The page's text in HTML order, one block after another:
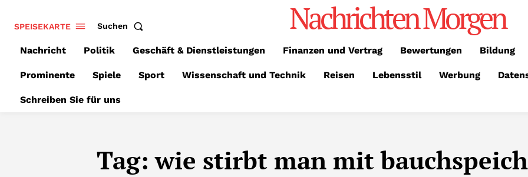
SPEISEKARTE Suchen Nachrichten Morgen
Nachricht Politik Geschäft & Dienstleistungen Finanzen und Vertrag Bewertungen Bildung
Prominente Spiele Sport Wissenschaft und Technik Reisen Lebensstil Werbung
Schreiben Sie für uns
Tag:wie stirbt man mit